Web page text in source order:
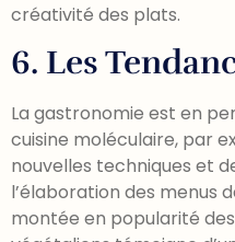
créativité des plats.
6. Les
La gastronomie est en
cuisine moléculaire, par
nouvelles techniques et
l’élaboration des menus
montée en popularité